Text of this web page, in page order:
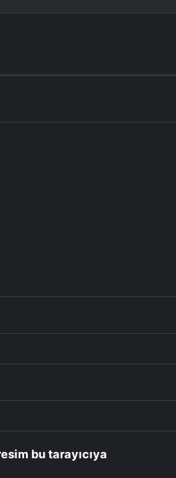
bu tarayıcıya